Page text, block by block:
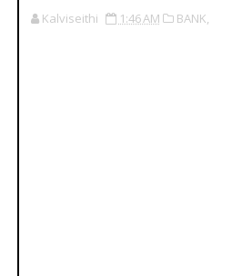
Kalviseithi 1:46 AM BANK,